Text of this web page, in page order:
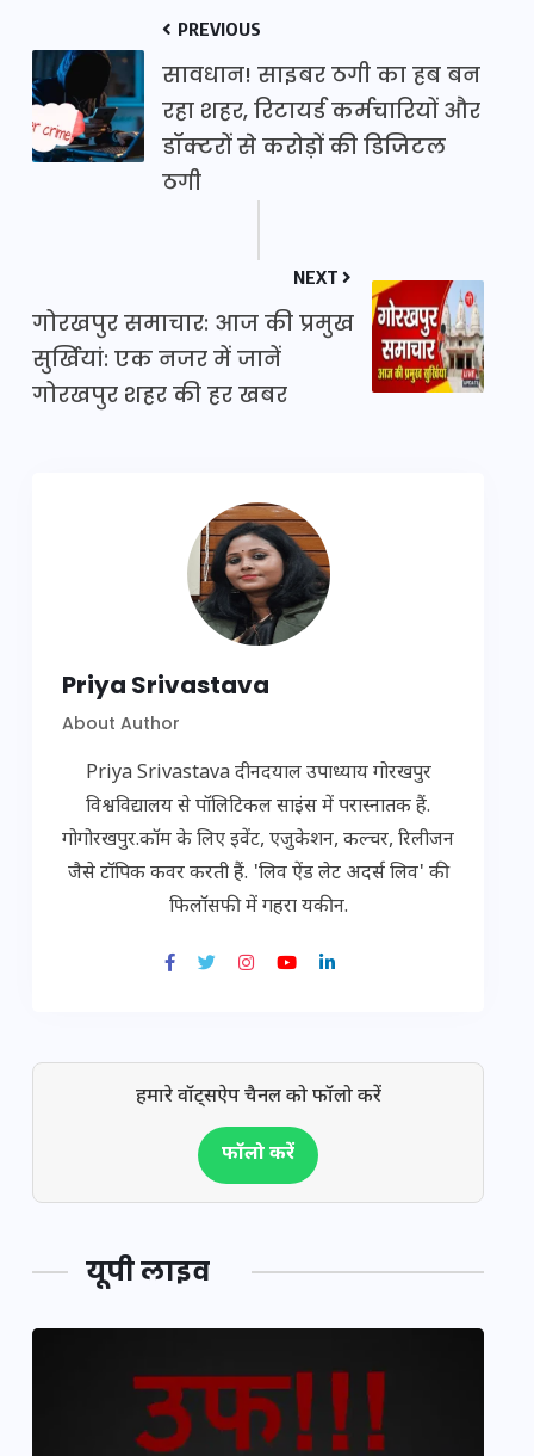
PREVIOUS
सावधान! साइबर ठगी का हब बन
रहा शहर, रिटायर्ड कर्मचारियों और
डॉक्टरों से करोड़ों की डिजिटल
ठगी
NEXT
गोरखपुर समाचार: आज की प्रमुख
सुर्खियां: एक नजर में जानें
गोरखपुर शहर की हर खबर
Priya Srivastava
About Author
Priya Srivastava दीनदयाल उपाध्याय गोरखपुर
विश्वविद्यालय से पॉलिटिकल साइंस में परास्नातक हैं.
गोगोरखपुर.कॉम के लिए इवेंट, एजुकेशन, कल्चर, रिलीजन
जैसे टॉपिक कवर करती हैं. 'लिव ऐंड लेट अदर्स लिव' की
फिलॉसफी में गहरा यकीन.
हमारे वॉट्सऐप चैनल को फॉलो करें
फॉलो करें
यूपी लाइव